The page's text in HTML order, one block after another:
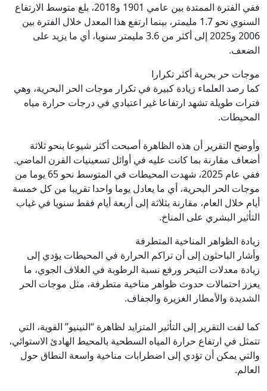
ففي الفترة الممتدة بين عامي 1901 و2018، بلغ متوسط الارتفاع
السنوي نحو 1.7 مليمتر، بينما ارتفع هذا المعدل خلال الفترة بين
2006 و2025 إلى أكثر من 3.6 مليمتر سنويا، أي ما يزيد على
الضعف.
موجات حر بحرية أكثر تكرارا
كما رصد العلماء زيادة كبيرة في تكرار موجات الحر البحرية، وهي
فترات طويلة تشهد ارتفاعا غير اعتيادي في درجات حرارة مياه
المحيطات.
وأوضح التقرير أن هذه الظاهرة أصبحت أكثر شيوعا بنحو ثلاثة
أضعاف مقارنة بما كانت عليه في أوائل تسعينيات القرن الماضي.
ففي عام 2025، شهدت المحيطات في المتوسط نحو 65 يوما من
موجات الحر البحرية، أي ما يعادل يوما واحدا تقريبا من كل خمسة
أيام خلال العام، مقارنة بثلاثة إلى أربعة أيام فقط سنويا في غياب
التأثير البشري على المناخ.
زيادة الظواهر المناخية المتطرفة
وأشار الباحثون إلى أن تراكم الحرارة في المحيطات يؤدي إلى
زيادة معدلات التبخر ورفع نسبة الرطوبة في الغلاف الجوي، ما
يعزز احتمالات حدوث ظواهر مناخية متطرفة، مثل موجات الحر
الشديدة والأمطار الغزيرة والجفاف.
كما لفت التقرير إلى التأثير المتزايد لظاهرة “النينيو” القوية، التي
تتمثل في ارتفاع حرارة المياه السطحية بالمحيط الهادئ الاستوائي،
والتي يمكن أن تؤدي إلى اضطرابات مناخية واسعة النطاق حول
العالم.